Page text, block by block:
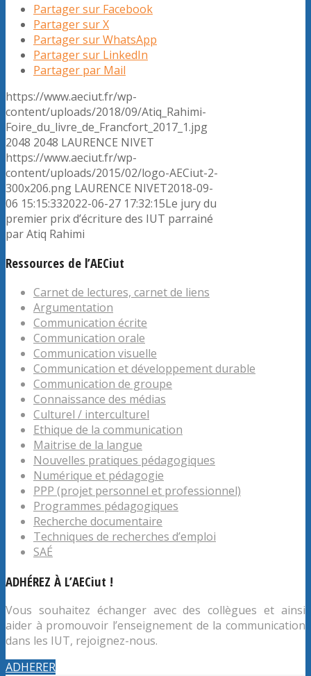
Partager sur Facebook
Partager sur X
Partager sur WhatsApp
Partager sur LinkedIn
Partager par Mail
https://www.aeciut.fr/wp-
content/uploads/2018/09/Atiq_Rahimi-
Foire_du_livre_de_Francfort_2017_1.jpg
2048 2048 LAURENCE NIVET
https://www.aeciut.fr/wp-
content/uploads/2015/02/logo-AECiut-2-
300x206.png LAURENCE NIVET2018-09-
06 15:15:332022-06-27 17:32:15Le jury du
premier prix d’écriture des IUT parrainé
par Atiq Rahimi
Ressources de l’AECiut
Carnet de lectures, carnet de liens
Argumentation
Communication écrite
Communication orale
Communication visuelle
Communication et développement durable
Communication de groupe
Connaissance des médias
Culturel / interculturel
Ethique de la communication
Maitrise de la langue
Nouvelles pratiques pédagogiques
Numérique et pédagogie
PPP (projet personnel et professionnel)
Programmes pédagogiques
Recherche documentaire
Techniques de recherches d’emploi
SAÉ
ADHÉREZ À L’AECiut !
Vous souhaitez échanger avec des collègues et ainsi
aider à promouvoir l’enseignement de la communication
dans les IUT, rejoignez-nous.
ADHERER